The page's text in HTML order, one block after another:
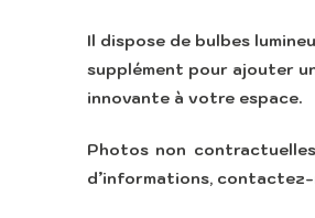
Il dispose de bulbes
supplément pour ajouter
innovante à votre espace.
Photos non
d’informations, contactez-